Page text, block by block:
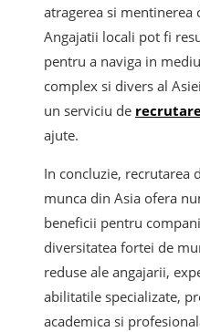
atragerea si mentinerea
Angajatii locali pot fi
pentru a naviga in
complex si divers al
un serviciu de
ajute.
In concluzie, recrutarea
munca din Asia ofera
beneficii pentru
diversitatea fortei de
reduse ale angajarii,
abilitatile specializate,
academica si